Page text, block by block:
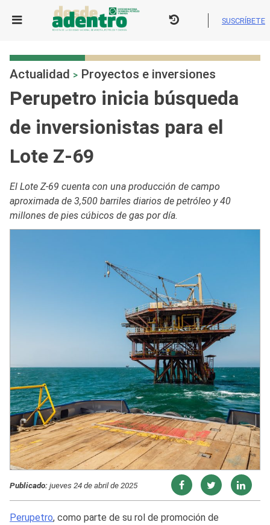
SUSCRÍBETE
Actualidad > Proyectos e inversiones
Perupetro inicia búsqueda
de inversionistas para el
Lote Z-69
El Lote Z-69 cuenta con una producción de campo
aproximada de 3,500 barriles diarios de petróleo y 40
millones de pies cúbicos de gas por día.
Publicado:jueves 24 de abril de 2025
Perupetro, como parte de su rol de promoción de